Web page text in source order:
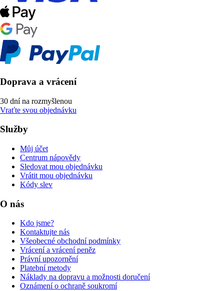
Doprava a vrácení
30 dní na rozmyšlenou
Vraťte svou objednávku
Služby
Můj účet
Centrum nápovědy
Sledovat mou objednávku
Vrátit mou objednávku
Kódy slev
O nás
Kdo jsme?
Kontaktujte nás
Všeobecné obchodní podmínky
Vrácení a vrácení peněz
Právní upozornění
Platební metody
Náklady na dopravu a možnosti doručení
Oznámení o ochraně soukromí